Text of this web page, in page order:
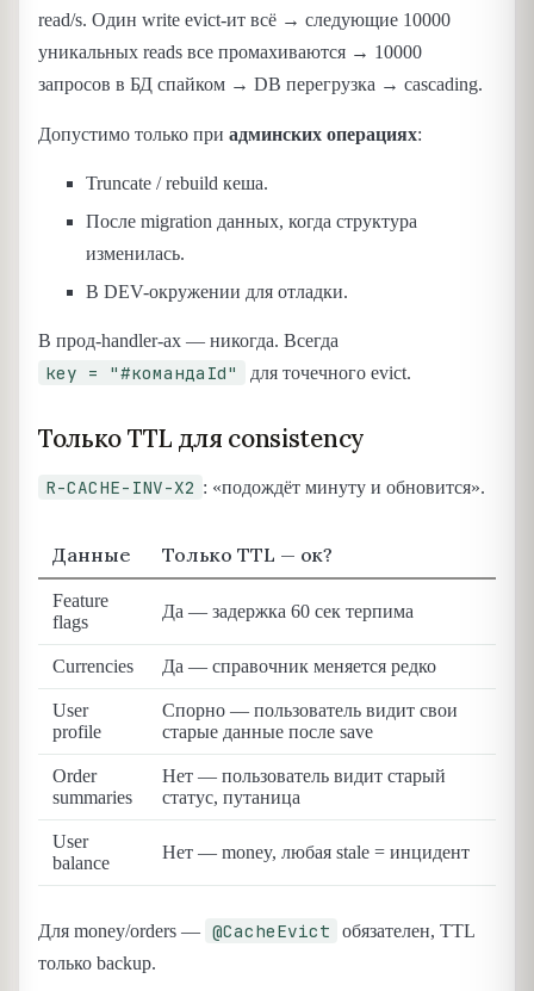
read/s. Один write evict-ит всё → следующие 10000
уникальных reads все промахиваются → 10000
запросов в БД спайком → DB перегрузка → cascading.
Допустимо только при админских операциях:
Truncate / rebuild кеша.
После migration данных, когда структура
изменилась.
В DEV-окружении для отладки.
В прод-handler-ах — никогда. Всегда
key = "#командаId" для точечного evict.
Только TTL для consistency
R-CACHE-INV-X2 : «подождёт минуту и обновится».
Данные Только TTL — ок?
Feature
flags
Да — задержка 60 сек терпима
Currencies Да — справочник меняется редко
User
profile
Спорно — пользователь видит свои
старые данные после save
Order
summaries
Нет — пользователь видит старый
статус, путаница
User
balance
Нет — money, любая stale = инцидент
Для money/orders — @CacheEvict
обязателен, TTL
только backup.